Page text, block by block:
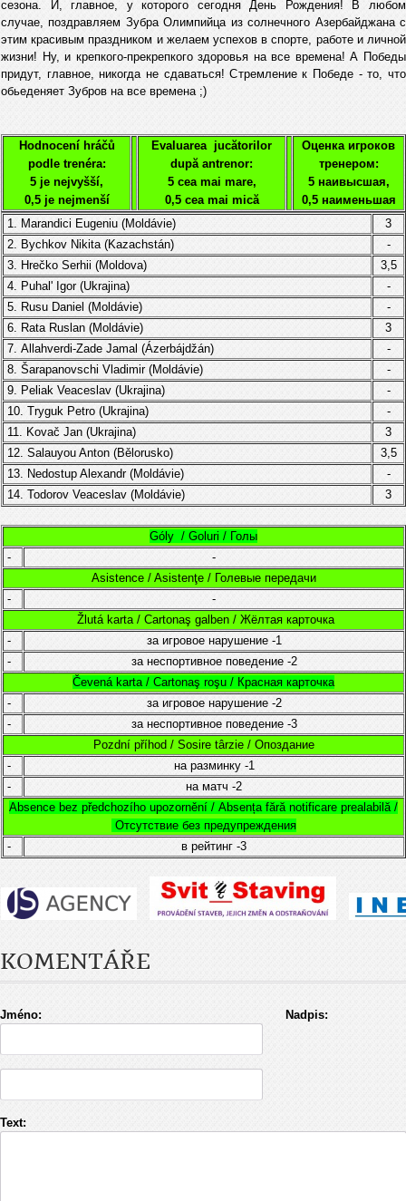
сезона. И, главное, у которого сегодня День Рождения! В любом
случае, поздравляем Зубра Олимпийца из солнечного Азербайджана с
этим красивым праздником и желаем успехов в спорте, работе и личной
жизни! Ну, и крепкого-прекрепкого здоровья на все времена! А Победы
придут, главное, никогда не сдаваться! Стремление к Победе - то, что
обьеденяет Зубров на все времена ;)
Hodnocení hráčů
podle trenéra:
5 je nejvyšší,
0,5 je nejmenší
Evaluarea jucătorilor
după antrenor:
5 cea mai mare,
0,5 cea mai mică
Оценка игроков
тренером:
5 наивысшая,
0,5 наименьшая
1. Marandici Eugeniu (Moldávie)
3
2. Bychkov Nikita (Kazachstán)
-
3. Hrečko Serhii (Moldova)
3,5
4. Puhal' Igor (Ukrajina)
-
5. Rusu Daniel (Moldávie)
-
6. Rata Ruslan (Moldávie)
3
7. Allahverdi-Zade Jamal (Ázerbájdžán)
-
8. Šarapanovschi Vladimir (Moldávie)
-
9. Peliak Veaceslav (Ukrajina)
-
10. Tryguk Petro (Ukrajina)
-
11. Kovač Jan (Ukrajina)
3
12. Salauyou Anton (Bělorusko)
3,5
13. Nedostup Alexandr (Moldávie)
-
14. Todorov Veaceslav (Moldávie) 3
Góly / Goluri / Голы
-
-
Asistence / Asistenţe / Голевые передачи
-
-
Žlutá karta / Cartonaş galben / Жёлтая карточка
-
за игровое нарушение -1
-
за неспортивное поведение -2
Čevená karta / Cartonaş roşu / Красная карточка
-
за игровое нарушение -2
-
за неспортивное поведение -3
Pozdní příhod / Sosire târzie / Опоздание
-
на разминку -1
-
на матч -2
Absence bez předchozího upozornění / Absența fără notificare prealabilă /
Отсутствие без предупреждения
-
в рейтинг -3
KOMENTÁŘE
Jméno: Nadpis:
Text: